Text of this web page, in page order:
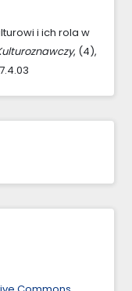
i ich rola w
, (4),